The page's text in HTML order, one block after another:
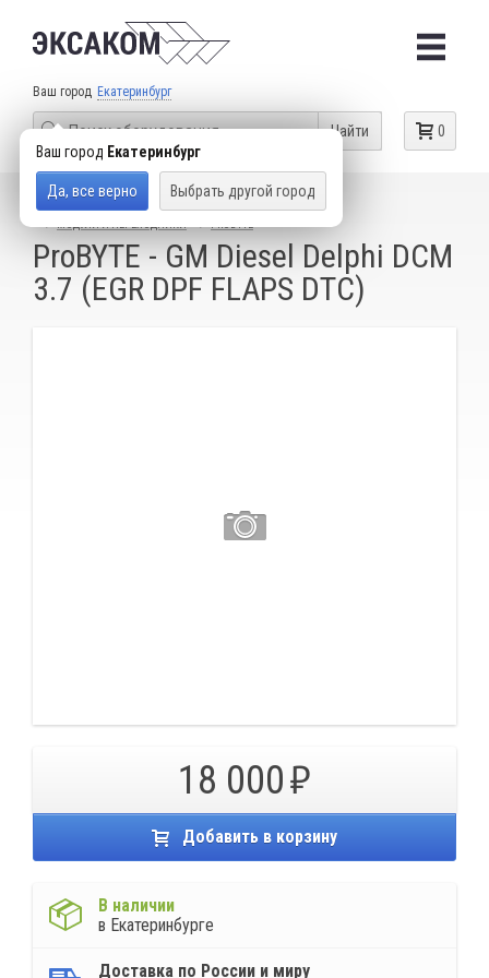
Ваш город Екатеринбург
Ваш город Екатеринбург
Да, все верно Выбрать другой город
0
Найти
КАТАЛОГ ТОВАРОВ
ОБОРУДОВАНИЕ ДЛЯ ЧИП-ТЮНИНГА
ProBYTE - GM Diesel Delphi DCM
3.7 (EGR DPF FLAPS DTC)
18 000
Добавить в корзину
В наличии
в Екатеринбурге
Доставка по России и миру